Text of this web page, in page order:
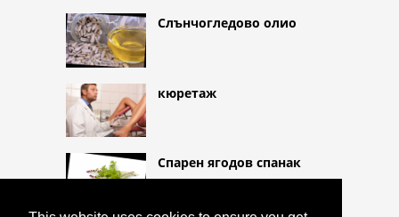
Слънчогледово олио
кюретаж
Спарен ягодов спанак